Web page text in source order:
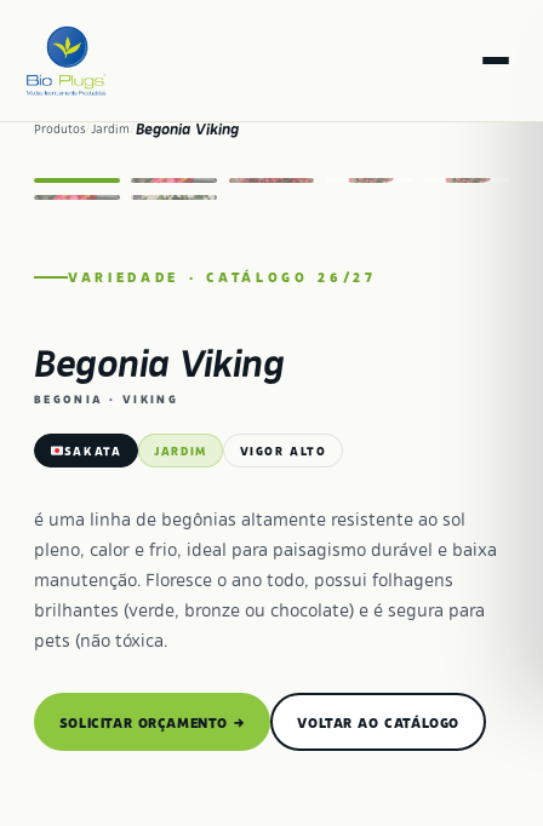
Produtos/Jardim/Begonia Viking
CATÁLOGO 26 / 27
1 / 7
VARIEDADE · CATÁLOGO 26/27
Begonia Viking
BEGONIA · VIKING
SAKATA JARDIM VIGOR ALTO
é uma linha de begônias altamente resistente ao sol
pleno, calor e frio, ideal para paisagismo durável e baixa
manutenção. Floresce o ano todo, possui folhagens
brilhantes (verde, bronze ou chocolate) e é segura para
pets (não tóxica.
SOLICITAR ORÇAMENTO → VOLTAR AO CATÁLOGO